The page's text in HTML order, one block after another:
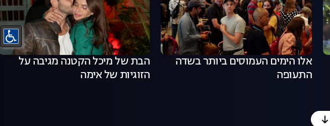
אלו הימים העמוסים ביותר בשדה
התעופה
הבת של מיכל הקטנה מגיבה על
הזוגיות של אימה